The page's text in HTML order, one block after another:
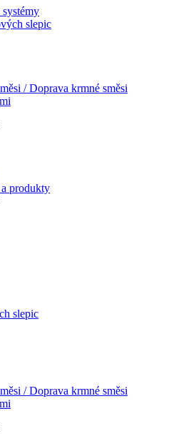
slepic
/ Doprava krmné směsi
produkty
slepic
/ Doprava krmné směsi